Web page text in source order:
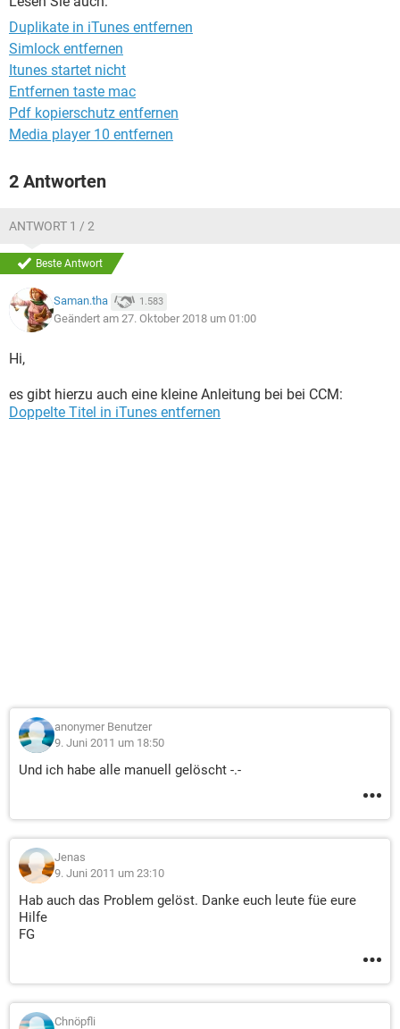
Duplikate in iTunes entfernen
Simlock entfernen
Itunes startet nicht
Entfernen taste mac
Pdf kopierschutz entfernen
Media player 10 entfernen
2 Antworten
ANTWORT 1 / 2
Beste Antwort
Saman.tha 1.583
Geändert am 27. Oktober 2018 um 01:00
Hi,
es gibt hierzu auch eine kleine Anleitung bei bei CCM:
Doppelte Titel in iTunes entfernen
anonymer Benutzer
9. Juni 2011 um 18:50
Und ich habe alle manuell gelöscht -.-
Jenas
9. Juni 2011 um 23:10
Hab auch das Problem gelöst. Danke euch leute füe eure
Hilfe
FG
Chnöpfli